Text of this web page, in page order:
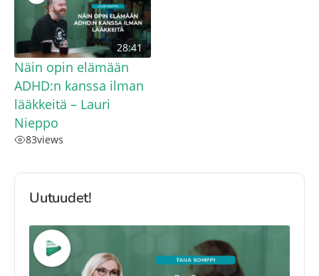
28:41
Näin opin elämään
ADHD:n kanssa ilman
lääkkeitä – Lauri
Nieppo
83views
Uutuudet!